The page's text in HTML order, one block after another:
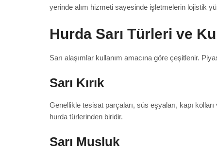
yerinde alım hizmeti sayesinde işletmelerin lojistik
Hurda Sarı Türleri ve
Sarı alaşımlar kullanım amacına göre çeşitlenir.
Sarı Kırık
Genellikle tesisat parçaları, süs eşyaları, kapı
hurda türlerinden biridir.
Sarı Musluk